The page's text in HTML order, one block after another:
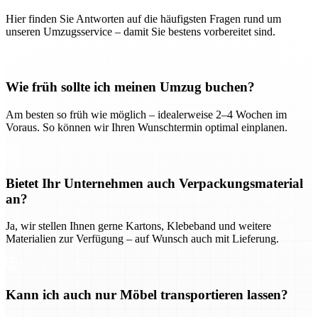
Hier finden Sie Antworten auf die häufigsten Fragen rund um
unseren Umzugsservice – damit Sie bestens vorbereitet sind.
Wie früh sollte ich meinen Umzug buchen?
Am besten so früh wie möglich – idealerweise 2–4 Wochen im
Voraus. So können wir Ihren Wunschtermin optimal einplanen.
Bietet Ihr Unternehmen auch Verpackungsmaterial
an?
Ja, wir stellen Ihnen gerne Kartons, Klebeband und weitere
Materialien zur Verfügung – auf Wunsch auch mit Lieferung.
Kann ich auch nur Möbel transportieren lassen?